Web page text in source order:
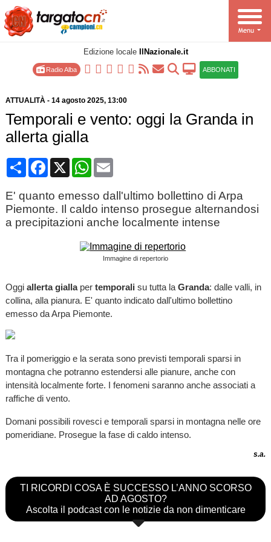
Edizione locale IlNazionale.it
Radio Alba ABBONATI
ATTUALITÀ- 14 agosto 2025, 13:00
Temporali e vento: oggi la Granda in
allerta gialla
CondividiFacebook
X WhatsApp
Email
E' quanto emesso dall'ultimo bollettino di Arpa
Piemonte. Il caldo intenso prosegue alternandosi
a precipitazioni anche localmente intense
Immagine di repertorio
Oggi allerta giallaper temporali su tutta la Granda: dalle valli, in
collina, alla pianura. E' quanto indicato dall'ultimo bollettino
emesso da Arpa Piemonte.
Tra il pomeriggio e la serata sono previsti temporali sparsi in
montagna che potranno estendersi alle pianure, anche con
intensità localmente forte. I fenomeni saranno anche associati a
raffiche di vento.
Domani possibili rovesci e temporali sparsi in montagna nelle ore
pomeridiane. Prosegue la fase di caldo intenso.
s.a.
TI RICORDI COSA È SUCCESSO L’ANNO SCORSO
AD AGOSTO?
Ascolta il podcast con le notizie da non dimenticare